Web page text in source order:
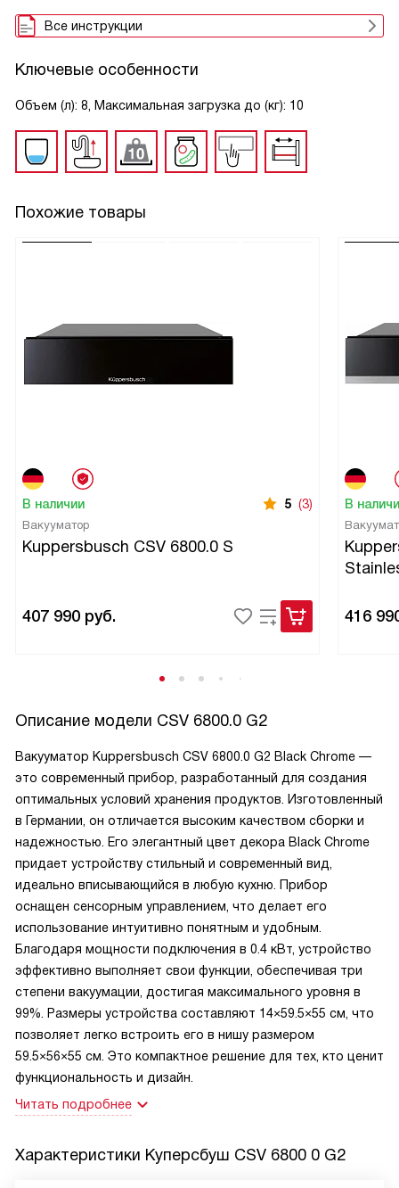
Все инструкции
Ключевые особенности
Объем (л): 8, Максимальная загрузка до (кг): 10
Похожие товары
В наличии 5 (3)
Вакууматор
Kuppersbusch CSV 6800.0 S
407 990 руб.
В
416
Описание модели CSV 6800.0 G2
Вакууматор Kuppersbusch CSV 6800.0 G2 Black Chrome —
это современный прибор, разработанный для создания
оптимальных условий хранения продуктов. Изготовленный
в Германии, он отличается высоким качеством сборки и
надежностью. Его элегантный цвет декора Black Chrome
придает устройству стильный и современный вид,
идеально вписывающийся в любую кухню. Прибор
оснащен сенсорным управлением, что делает его
использование интуитивно понятным и удобным.
Благодаря мощности подключения в 0.4 кВт, устройство
эффективно выполняет свои функции, обеспечивая три
степени вакуумации, достигая максимального уровня в
99%. Размеры устройства составляют 14×59.5×55 см, что
позволяет легко встроить его в нишу размером
59.5×56×55 см. Это компактное решение для тех, кто ценит
функциональность и дизайн.
Читать подробнее
Характеристики Куперсбуш CSV 6800 0 G2